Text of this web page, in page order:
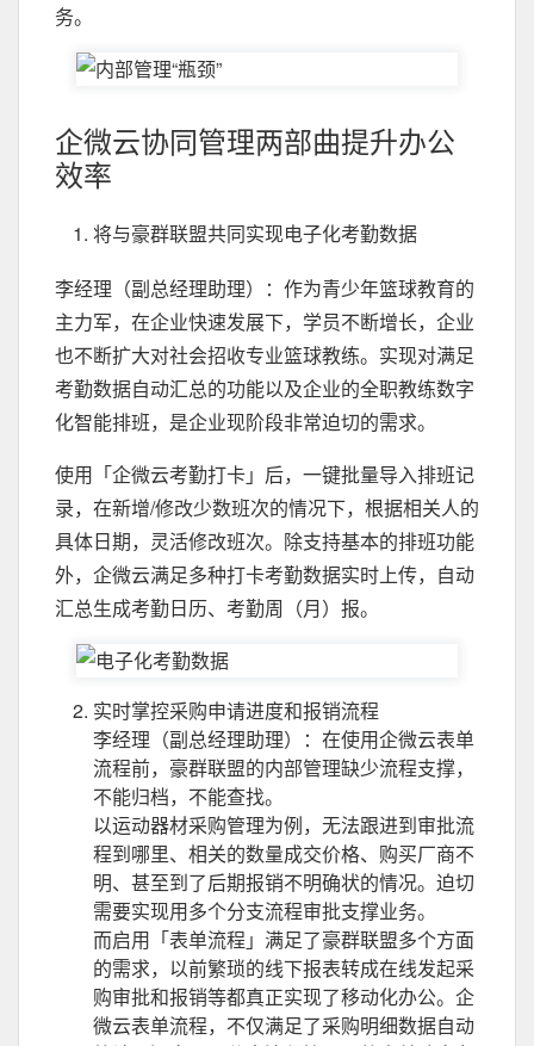
务。
企微云协同管理两部曲提升办公
效率
将与豪群联盟共同实现电子化考勤数据
李经理（副总经理助理）：作为青少年篮球教育的
主力军，在企业快速发展下，学员不断增长，企业
也不断扩大对社会招收专业篮球教练。实现对满足
考勤数据自动汇总的功能以及企业的全职教练数字
化智能排班，是企业现阶段非常迫切的需求。
使用「企微云考勤打卡」后，一键批量导入排班记
录，在新增/修改少数班次的情况下，根据相关人的
具体日期，灵活修改班次。除支持基本的排班功能
外，企微云满足多种打卡考勤数据实时上传，自动
汇总生成考勤日历、考勤周（月）报。
实时掌控采购申请进度和报销流程
李经理（副总经理助理）：在使用企微云表单
流程前，豪群联盟的内部管理缺少流程支撑，
不能归档，不能查找。
以运动器材采购管理为例，无法跟进到审批流
程到哪里、相关的数量成交价格、购买厂商不
明、甚至到了后期报销不明确状的情况。迫切
需要实现用多个分支流程审批支撑业务。
而启用「表单流程」满足了豪群联盟多个方面
的需求，以前繁琐的线下报表转成在线发起采
购审批和报销等都真正实现了移动化办公。企
微云表单流程，不仅满足了采购明细数据自动